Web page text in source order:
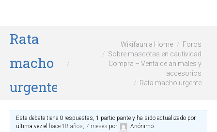
Rata
macho
urgente
Wikifaunia Home
Foros
Sobre mascotas en cautividad
Compra – Venta de animales y
accesorios
Rata macho urgente
Este debate tiene 0 respuestas, 1 participante y ha sido actualizado por
última vez el hace 18 años, 7 meses por Anónimo.